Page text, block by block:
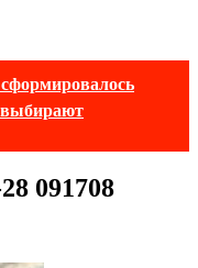
сформировалось
выбирают
091708